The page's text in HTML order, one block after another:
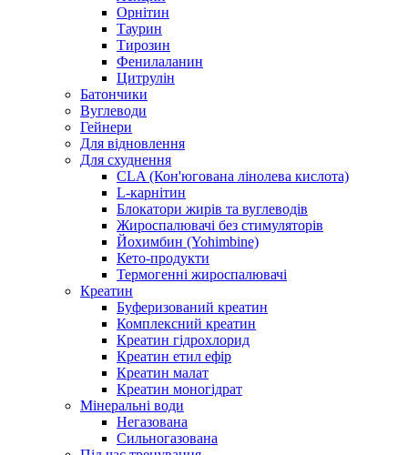
Орнітин
Таурин
Тирозин
Фенилаланин
Цитрулін
Батончики
Вуглеводи
Гейнери
Для відновлення
Для схуднення
CLA (Кон'югована лінолева кислота)
L-карнітин
Блокатори жирів та вуглеводів
Жироспалювачі без стимуляторів
Йохимбин (Yohimbine)
Кето-продукти
Термогенні жироспалювачі
Креатин
Буферизований креатин
Комплексний креатин
Креатин гідрохлорид
Креатин етил ефір
Креатин малат
Креатин моногідрат
Мінеральні води
Негазована
Сильногазована